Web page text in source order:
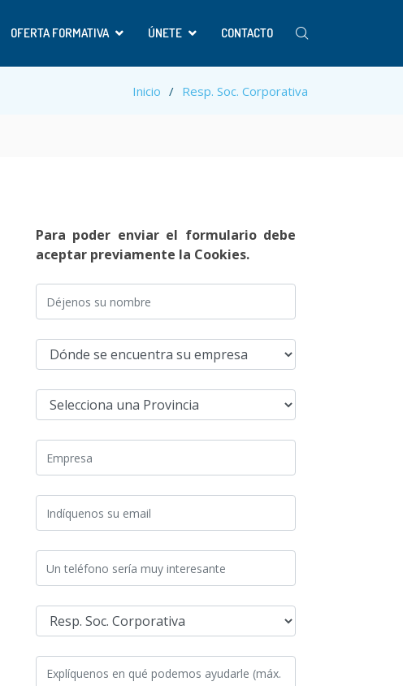
OFERTA FORMATIVA ÚNETE CONTACTO
Inicio Resp. Soc. Corporativa
Para poder enviar el formulario debe
aceptar previamente la Cookies.